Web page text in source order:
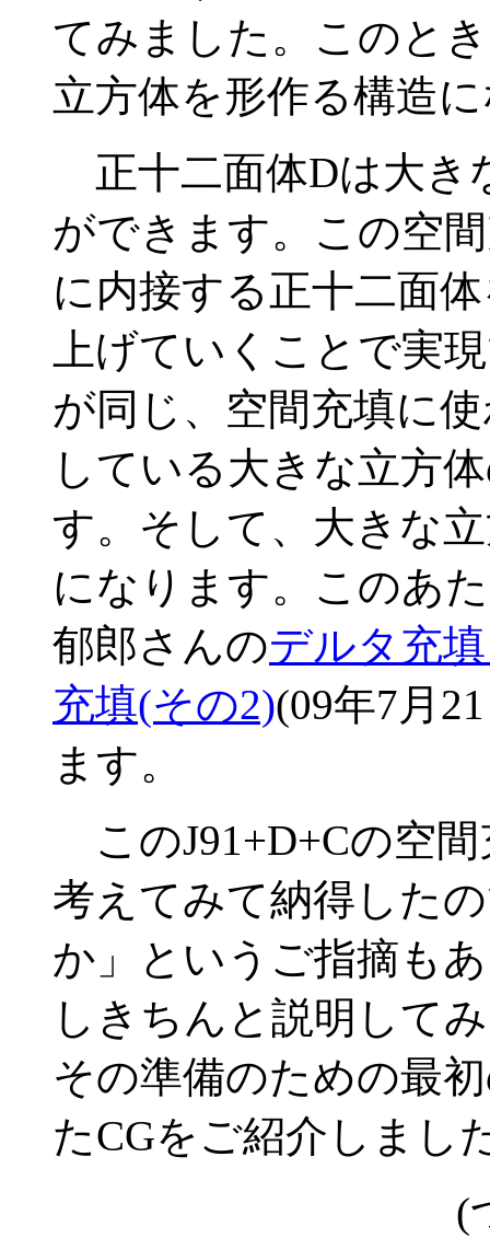
てみました。このと
立方体を形作る構造
正十二面体Dは大き
ができます。この空
に内接する正十二面
上げていくことで実
が同じ、空間充填に
している大きな立方
す。そして、大きな
になります。このあ
郁郎さんのデルタ充
充填(その2)(09年7月
ます。
このJ91+D+Cの空
考えてみて納得した
か」というご指摘も
しきちんと説明して
その準備のための最
たCGをご紹介しまし
(